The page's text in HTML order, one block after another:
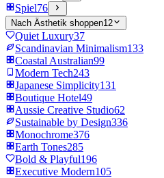
Spiel76
Nach Ästhetik shoppen12
Quiet Luxury37
Scandinavian Minimalism133
Coastal Australian99
Modern Tech243
Japanese Simplicity131
Boutique Hotel49
Aussie Creative Studio62
Sustainable by Design336
Monochrome376
Earth Tones285
Bold & Playful196
Executive Modern105